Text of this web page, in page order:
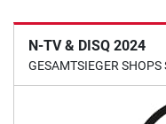
N-TV & DISQ 2024
GESAMTSIEGER SHOPS